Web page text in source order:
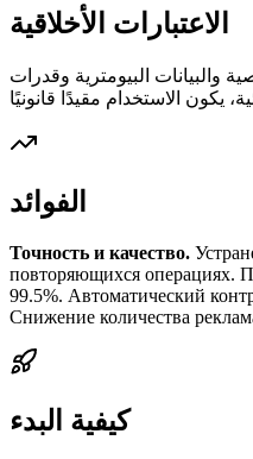
الاعتبارات الأخلاقية
والبيانات البيومترية وقدرات
الفوائد
Точность и качество.
повторяющихся операциях.
99.5%. Автоматический
Снижение количества
كيفية البدء